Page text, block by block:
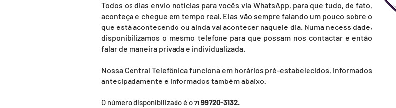
Todos os dias envio notícias para vocês via WhatsApp, para que tudo, de fato,
aconteça e chegue em tempo real. Elas vão sempre falando um pouco sobre o
que está acontecendo ou ainda vai acontecer naquele dia. Numa necessidade,
disponibilizamos o mesmo telefone para que possam nos contactar e então
falar de maneira privada e individualizada.
Nossa Central Telefônica funciona em horários pré-estabelecidos, informados
antecipadamente e informados também abaixo:
O número disponibilizado éo 71 99720-3132.